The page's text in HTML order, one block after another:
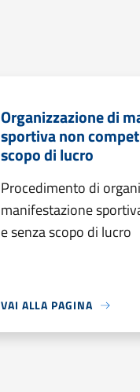
Organizzazione di
sportiva non
scopo di lucro
Procedimento di
manifestazione
e senza scopo di lucro
VAI ALLA PAGINA